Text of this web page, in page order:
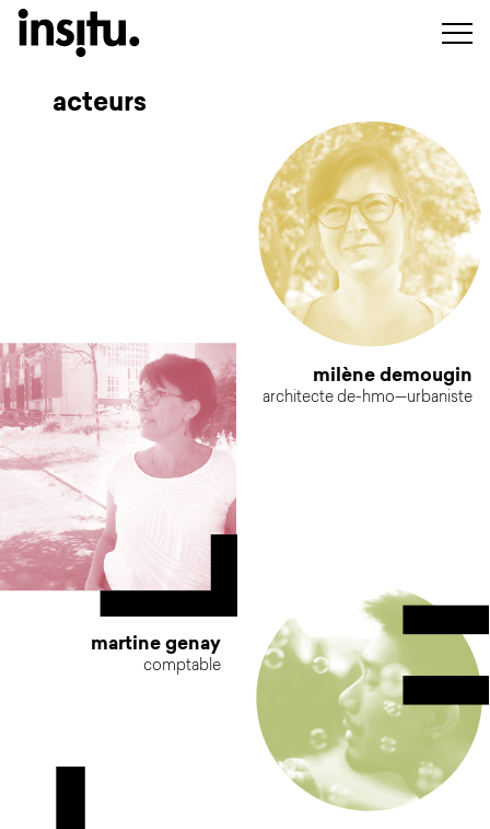
acteurs
milène demougin
architecte de-hmo—urbaniste
martine genay
comptable